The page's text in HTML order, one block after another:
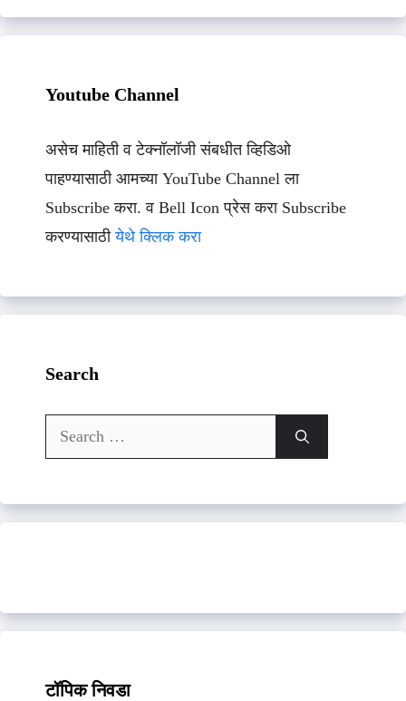
Youtube Channel
असेच माहिती व टेक्नॉलॉजी संबधीत व्हिडिओ
पाहण्यासाठी आमच्या YouTube Channel ला
Subscribe करा. व Bell Icon प्रेस करा Subscribe
करण्यासाठीयेथे क्लिक करा
Search
Search
for:
टॉपिक निवडा